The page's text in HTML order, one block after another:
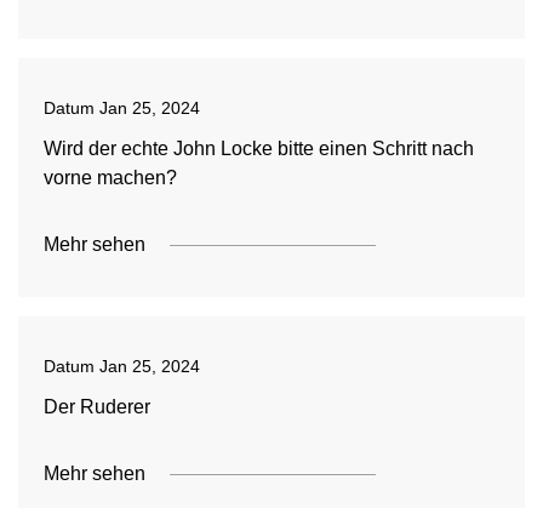
Datum Jan 25, 2024
Wird der echte John Locke bitte einen Schritt nach
vorne machen?
Mehr sehen
Datum Jan 25, 2024
Der Ruderer
Mehr sehen